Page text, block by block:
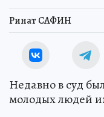
Ринат САФИН
Недавно в суд
молодых людей